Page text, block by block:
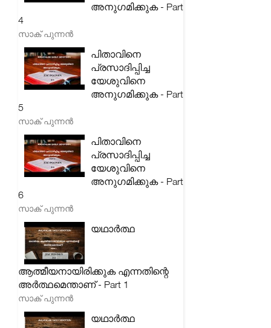
അനുഗമിക്കുക - Part
4
സാക് പുന്നൻ
പിതാവിനെ
പ്രസാദിപ്പിച്ച
യേശുവിനെ
അനുഗമിക്കുക - Part
5
സാക് പുന്നൻ
പിതാവിനെ
പ്രസാദിപ്പിച്ച
യേശുവിനെ
അനുഗമിക്കുക - Part
6
സാക് പുന്നൻ
യഥാർത്ഥ
ആത്മീയനായിരിക്കുക എന്നതിന്റെ
അർത്ഥമെന്താണ് - Part 1
സാക് പുന്നൻ
യഥാർത്ഥ